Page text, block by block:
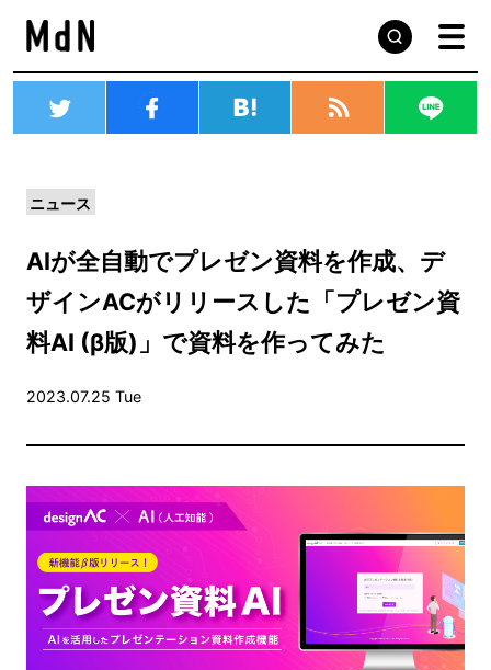
ニュース
AIが全自動でプレゼン資料を作成、デ
ザインACがリリースした「プレゼン資
料AI (β版)」で資料を作ってみた
2023.07.25 Tue